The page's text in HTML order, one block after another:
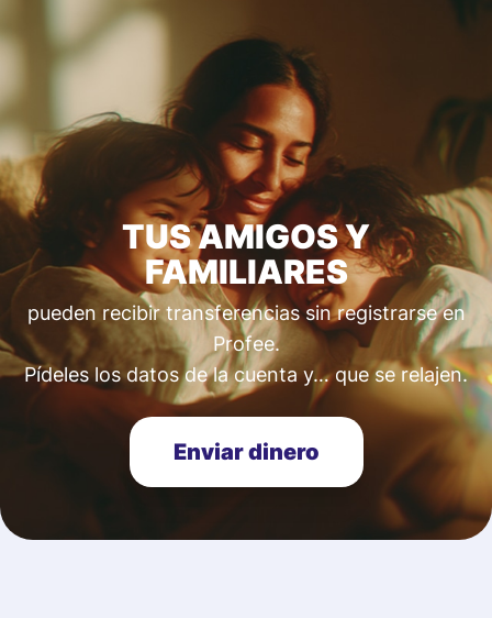
TUS AMIGOS Y
FAMILIARES
pueden recibir transferencias sin registrarse en
Profee.
Pídeles los datos de la cuenta y… que se relajen.
Enviar dinero